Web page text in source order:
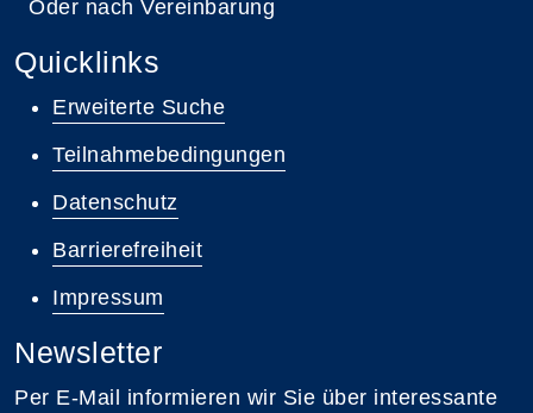
Oder nach Vereinbarung
Quicklinks
Erweiterte Suche
Teilnahmebedingungen
Datenschutz
Barrierefreiheit
Impressum
Newsletter
Per E-Mail informieren wir Sie über interessante